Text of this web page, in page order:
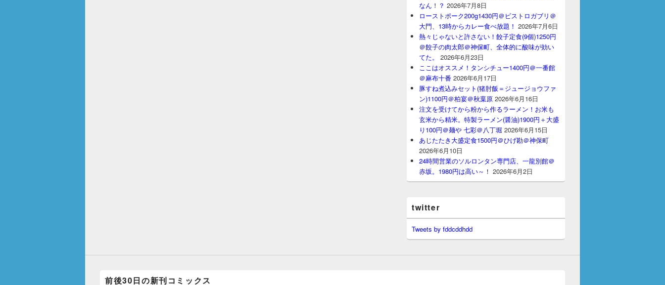
なん！？ 2026年7月8日
ローストポーク200g1430円＠ビストロガブリ＠
大門、13時からカレー食べ放題！ 2026年7月6日
熱々じゃないと許さない！餃子定食(9個)1250円
＠餃子の肉太郎＠神保町、全体的に酸味が効い
てた。
2026年6月23日
ここはオススメ！タンシチュー1400円＠一番館
＠麻布十番 2026年6月17日
豚すね煮込みセット(猪肘飯＝ジュージョウファ
ン)1100円＠柏宴＠秋葉原 2026年6月16日
注文を受けてから粉から作るラーメン！お米も
玄米から精米。特製ラーメン(醤油)1900円＋大盛
り100円＠麺や 七彩＠八丁堀 2026年6月15日
あじたたき大盛定食1500円＠ひげ勘＠神保町
2026年6月10日
24時間営業のソルロンタン専門店、一龍別館＠
赤坂。1980円は高い～！ 2026年6月2日
twitter
Tweets by fddcddhdd
前後30日の新刊コミックス